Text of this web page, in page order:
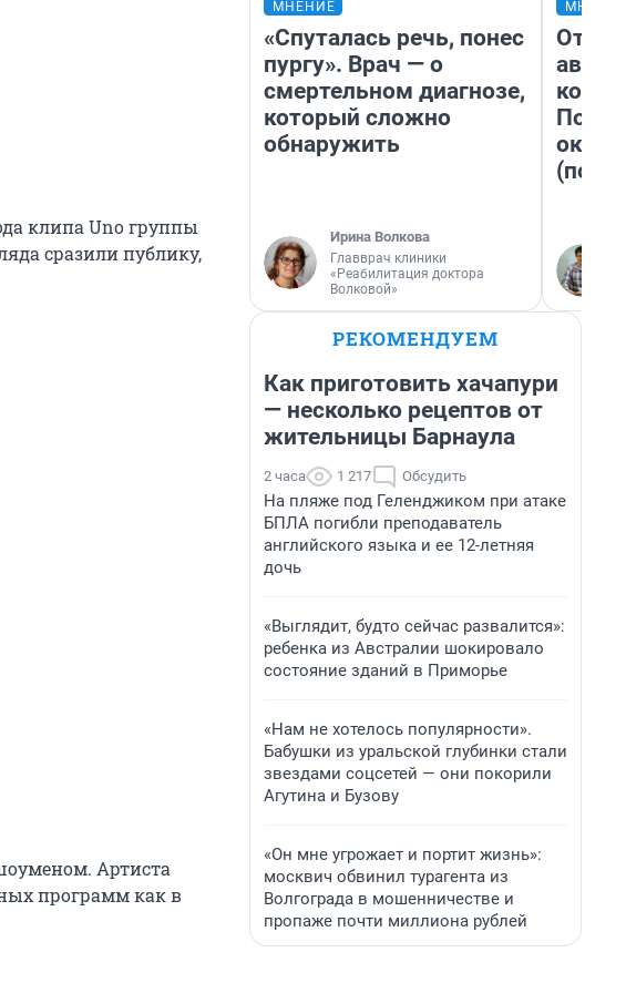
клипа Uno группы
сразили публику,
Артиста
программ как в
МНЕНИЕ
«Спуталась речь, понес
пургу». Врач — о
смертельном диагнозе,
который сложно
обнаружить
Ирина Волкова
Главврач клиники
«Реабилитация доктора
Волковой»
От
РЕКОМЕНДУЕМ
Как приготовить хачапури
— несколько рецептов от
жительницы Барнаула
2 часа 1 217 Обсудить
На пляже под Геленджиком при атаке
БПЛА погибли преподаватель
английского языка и ее 12-летняя
дочь
«Выглядит, будто сейчас развалится»:
ребенка из Австралии шокировало
состояние зданий в Приморье
«Нам не хотелось популярности».
Бабушки из уральской глубинки стали
звездами соцсетей — они покорили
Агутина и Бузову
«Он мне угрожает и портит жизнь»:
москвич обвинил турагента из
Волгограда в мошенничестве и
пропаже почти миллиона рублей